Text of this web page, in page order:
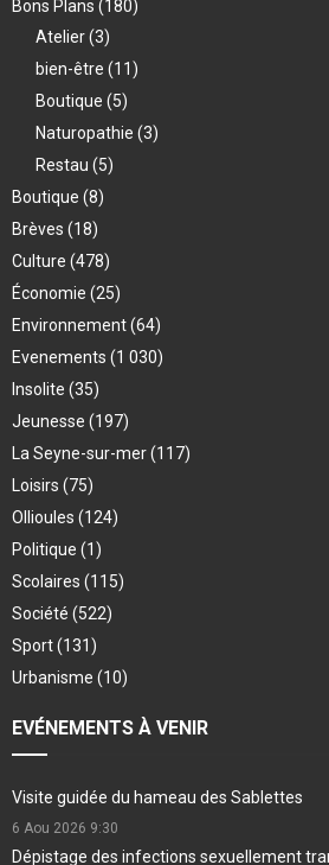
Bons Plans (180)
Atelier(3)
bien-être (11)
Boutique (5)
Naturopathie (3)
Restau (5)
Boutique (8)
Brèves (18)
Culture (478)
Économie (25)
Environnement(64)
Evenements (1 030)
Insolite (35)
Jeunesse (197)
La Seyne-sur-mer(117)
Loisirs (75)
Ollioules (124)
Politique (1)
Scolaires (115)
Société (522)
Sport(131)
Urbanisme (10)
EVÉNEMENTS À VENIR
Visite guidée du hameau des Sablettes
6 Aou 2026 9:30
Dépistage des infections sexuellement